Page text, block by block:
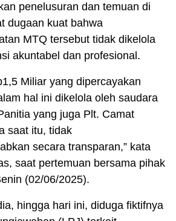
penelusuran dan temuan di
dugaan kuat bahwa
MTQ tersebut tidak dikelola
akuntabel dan profesional.
Miliar yang dipercayakan
hal ini dikelola oleh saudara
yang juga Plt. Camat
saat itu, tidak
secara transparan,” kata
saat pertemuan bersama pihak
(02/06/2025).
hingga hari ini, diduga fiktifnya